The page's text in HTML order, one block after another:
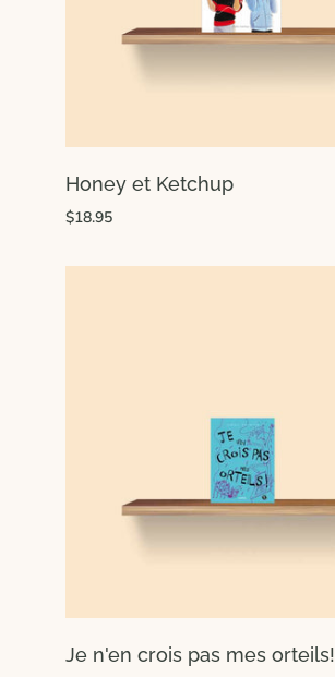
Honey et Ketchup
$18.95
Je n'en crois pas mes orteils!